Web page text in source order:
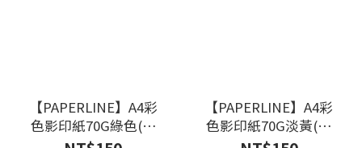
【PAPERLINE】A4彩
色影印紙70G綠色(單
包販售)
【PAPERLINE】A4彩
色影印紙70G淡黃(單
包販售)